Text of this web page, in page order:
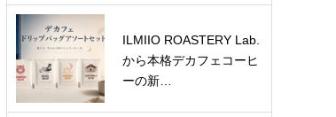
ILMIIO ROASTERY Lab.
から本格デカフェコーヒ
ーの新…